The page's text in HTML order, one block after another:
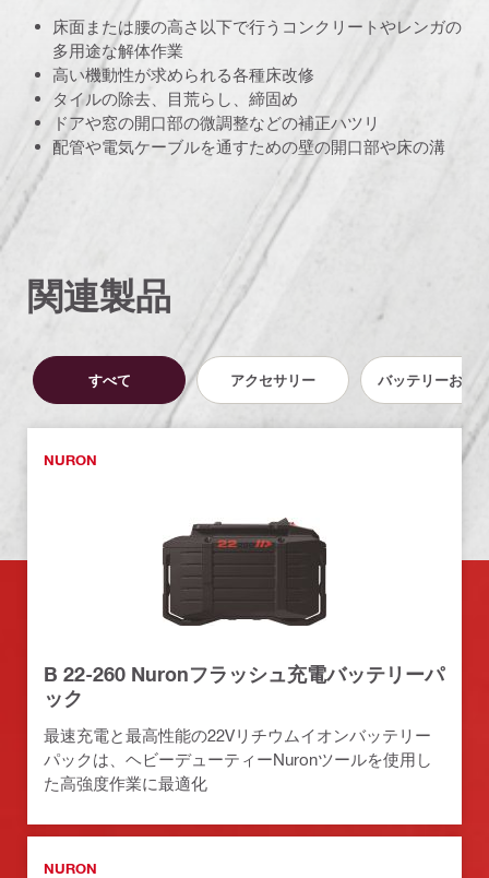
床面または腰の高さ以下で行うコンクリートやレンガの
多用途な解体作業
高い機動性が求められる各種床改修
タイルの除去、目荒らし、締固め
ドアや窓の開口部の微調整などの補正ハツリ
配管や電気ケーブルを通すための壁の開口部や床の溝
関連製品
すべて アクセサリー バッテリーおよ
NURON
B 22-260 Nuronフラッシュ充電バッテリーパ
ック
最速充電と最高性能の22Vリチウムイオンバッテリー
パックは、ヘビーデューティーNuronツールを使用し
た高強度作業に最適化
NURON